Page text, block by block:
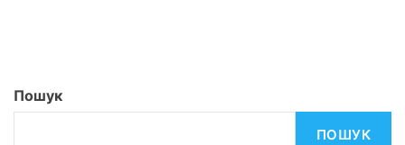
Пошук
ПОШУК